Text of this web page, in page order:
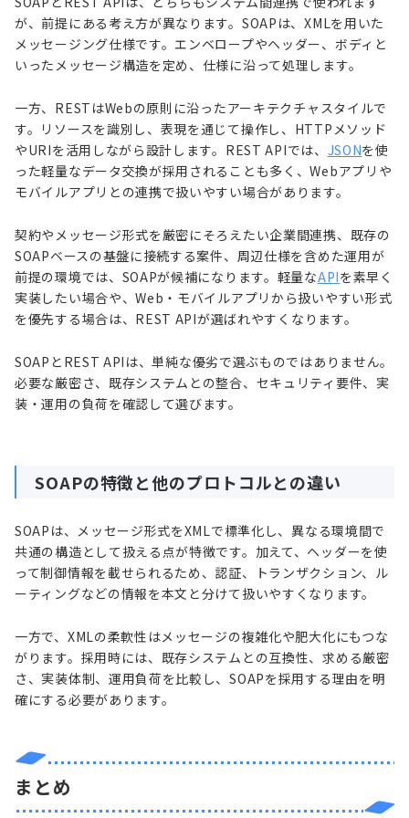
が、前提にある考え方が異なります。SOAPは、XMLを用いた
メッセージング仕様です。エンベロープやヘッダー、ボディと
いったメッセージ構造を定め、仕様に沿って処理します。
一方、RESTはWebの原則に沿ったアーキテクチャスタイルで
す。リソースを識別し、表現を通じて操作し、HTTPメソッド
やURIを活用しながら設計します。REST APIでは、 JSONを使
った軽量なデータ交換が採用されることも多く、Webアプリや
モバイルアプリとの連携で扱いやすい場合があります。
契約やメッセージ形式を厳密にそろえたい企業間連携、既存の
SOAPベースの基盤に接続する案件、周辺仕様を含めた運用が
前提の環境では、SOAPが候補になります。軽量なAPIを素早く
実装したい場合や、Web・モバイルアプリから扱いやすい形式
を優先する場合は、REST APIが選ばれやすくなります。
SOAPとREST APIは、単純な優劣で選ぶものではありません。
必要な厳密さ、既存システムとの整合、セキュリティ要件、実
装・運用の負荷を確認して選びます。
SOAPの特徴と他のプロトコルとの違い
SOAPは、メッセージ形式をXMLで標準化し、異なる環境間で
共通の構造として扱える点が特徴です。加えて、ヘッダーを使
って制御情報を載せられるため、認証、トランザクション、ル
ーティングなどの情報を本文と分けて扱いやすくなります。
一方で、XMLの柔軟性はメッセージの複雑化や肥大化にもつな
がります。採用時には、既存システムとの互換性、求める厳密
さ、実装体制、運用負荷を比較し、SOAPを採用する理由を明
確にする必要があります。
まとめ